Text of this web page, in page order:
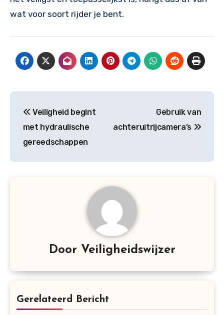
wat voor soort rijder je bent.
navigatie
Veiligheid begint
met hydraulische
gereedschappen
Gebruik van
achteruitrijcamera’s
Door Veiligheidswijzer
Gerelateerd Bericht